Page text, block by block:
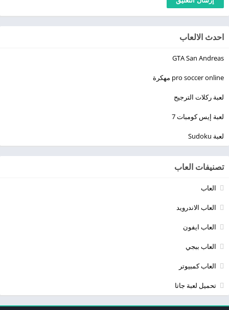
احدث الالعاب
GTA San Andreas
pro soccer online مهكرة
لعبة ركلات الترجيح
لعبة إيس كومبات 7
لعبة Sudoku
تصنيفات العاب
العاب
العاب الاندرويد
العاب ايفون
العاب ببجي
العاب كمبيوتر
تحميل لعبة جاتا